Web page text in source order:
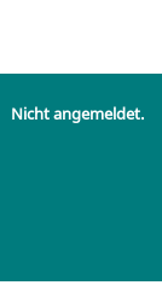
Nicht angemeldet.